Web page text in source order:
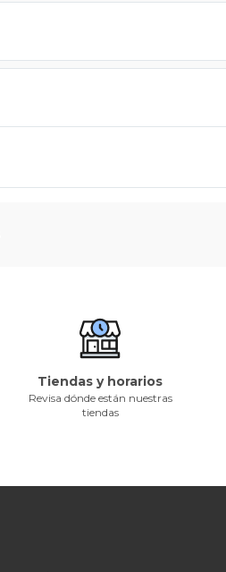
Tiendas y horarios
Revisa dónde están nuestras
tiendas